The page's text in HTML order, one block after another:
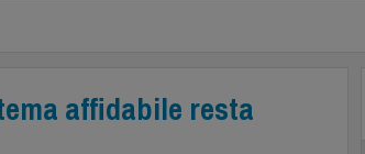
affidabile resta